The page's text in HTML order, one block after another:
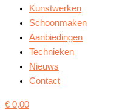
Kunstwerken
Schoonmaken
Aanbiedingen
Technieken
Nieuws
Contact
€ 0,00